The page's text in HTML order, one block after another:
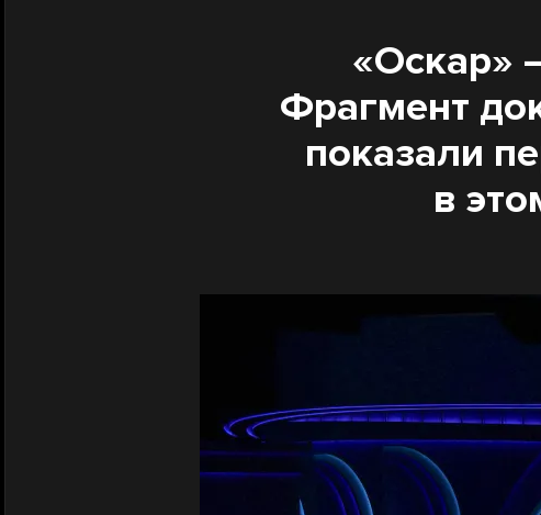
«Оскар»
Фрагмент
показали
в